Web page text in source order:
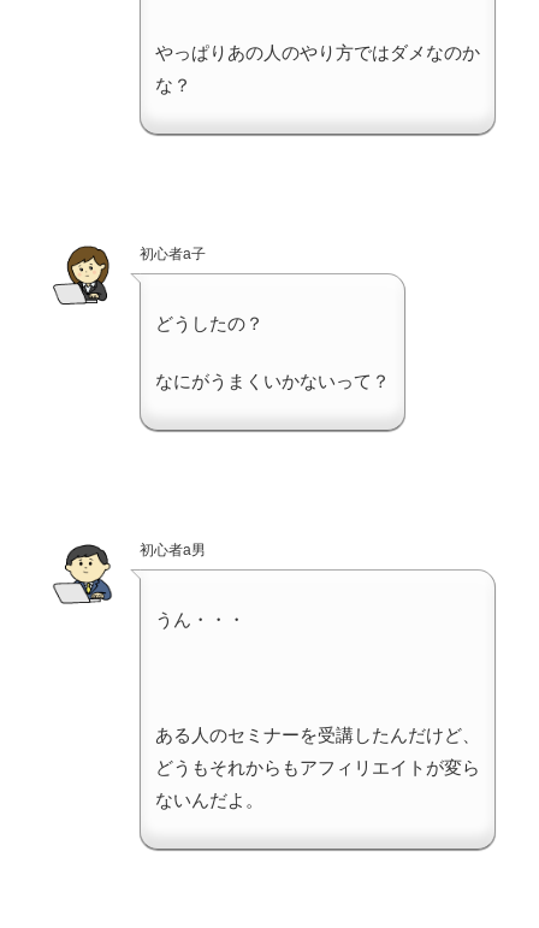
やっぱりあの人のやり方ではダメなのか
な？
初心者a子
どうしたの？
なにがうまくいかないって？
初心者a男
うん・・・
ある人のセミナーを受講したんだけど、
どうもそれからもアフィリエイトが変ら
ないんだよ。